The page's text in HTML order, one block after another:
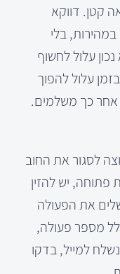
קטן. דווקא
בלי
עלול לחשוף
עלול להפוך
אחר כך משלמים.
לסגור את החוב
יש להזין
את הפעולה
מספר פעולה,
למייל, בדקו